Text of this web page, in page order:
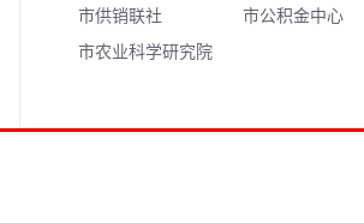
市供销联社
市公积金中心
市农业科学研究院